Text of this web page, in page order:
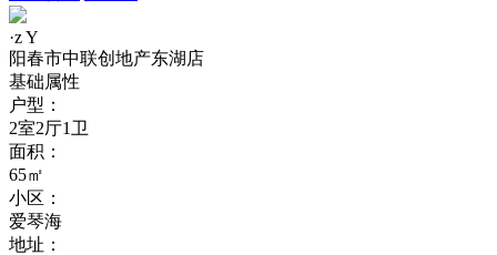
·z Y
阳春市中联创地产东湖店
基础属性
户型：
2室2厅1卫
面积：
65㎡
小区：
爱琴海
地址：